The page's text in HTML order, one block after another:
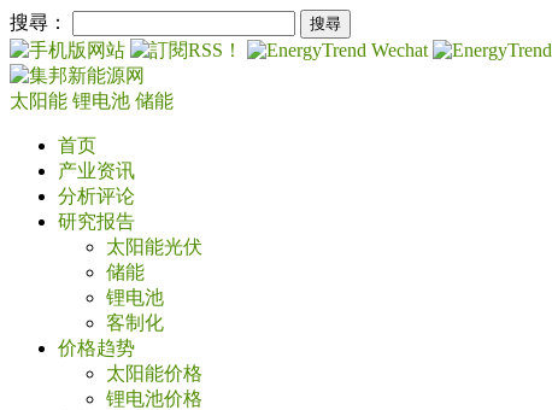
搜尋：
太阳能 锂电池 储能
首页
产业资讯
分析评论
研究报告
太阳能光伏
储能
锂电池
客制化
价格趋势
太阳能价格
锂电池价格